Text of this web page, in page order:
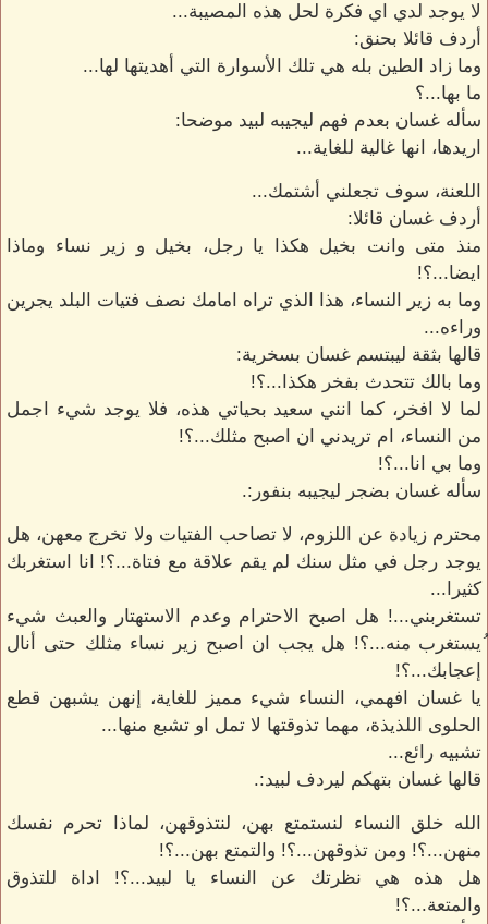
لا يوجد لدي اي فكرة لحل هذه المصيبة...
أردف قائلا بحنق:
وما زاد الطين بله هي تلك الأسوارة التي أهديتها لها...
ما بها...؟
سأله غسان بعدم فهم ليجيبه لبيد موضحا:
اريدها، انها غالية للغاية...
اللعنة، سوف تجعلني أشتمك...
أردف غسان قائلا:
منذ متى وانت بخيل هكذا يا رجل، بخيل و زير نساء وماذا
ايضا...؟!
وما به زير النساء، هذا الذي تراه امامك نصف فتيات البلد يجرين
وراءه...
قالها بثقة ليبتسم غسان بسخرية:
وما بالك تتحدث بفخر هكذا...؟!
لما لا افخر، كما انني سعيد بحياتي هذه، فلا يوجد شيء اجمل
من النساء، ام تريدني ان اصبح مثلك...؟!
وما بي انا...؟!
سأله غسان بضجر ليجيبه بنفور:.
محترم زيادة عن اللزوم، لا تصاحب الفتيات ولا تخرج معهن، هل
يوجد رجل في مثل سنك لم يقم علاقة مع فتاة...؟! انا استغربك
كثيرا...
تستغربني...! هل اصبح الاحترام وعدم الاستهتار والعبث شيء
ُيستغرب منه...؟! هل يجب ان اصبح زير نساء مثلك حتى أنال
إعجابك...؟!
يا غسان افهمي، النساء شيء مميز للغاية، إنهن يشبهن قطع
الحلوى اللذيذة، مهما تذوقتها لا تمل او تشبع منها...
تشبيه رائع...
قالها غسان بتهكم ليردف لبيد:.
الله خلق النساء لنستمتع بهن، لنتذوقهن، لماذا تحرم نفسك
منهن...؟! ومن تذوقهن...؟! والتمتع بهن...؟!
هل هذه هي نظرتك عن النساء يا لبيد...؟! اداة للتذوق
والمتعة...؟!